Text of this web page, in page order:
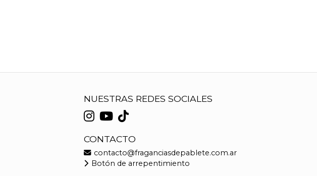
NUESTRAS REDES SOCIALES
CONTACTO
contacto@fraganciasdepablete.com.ar
Botón de arrepentimiento